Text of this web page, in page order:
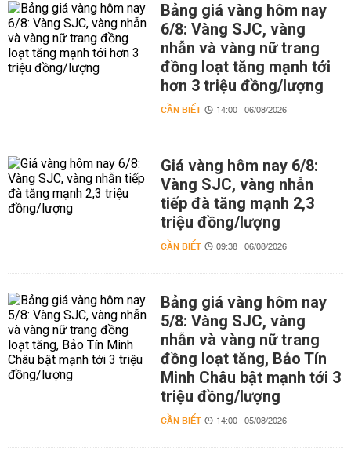
Bảng giá vàng hôm nay
6/8: Vàng SJC, vàng
nhẫn và vàng nữ trang
đồng loạt tăng mạnh tới
hơn 3 triệu đồng/lượng
CẦN BIẾT 14:00 | 06/08/2026
Giá vàng hôm nay 6/8:
Vàng SJC, vàng nhẫn
tiếp đà tăng mạnh 2,3
triệu đồng/lượng
CẦN BIẾT 09:38 | 06/08/2026
Bảng giá vàng hôm nay
5/8: Vàng SJC, vàng
nhẫn và vàng nữ trang
đồng loạt tăng, Bảo Tín
Minh Châu bật mạnh tới 3
triệu đồng/lượng
CẦN BIẾT 14:00 | 05/08/2026